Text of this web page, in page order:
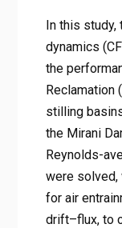
In this study,
dynamics
the
Reclamation
stilling
the Mirani
Reynolds-
were solved,
for air
drift–flux, to